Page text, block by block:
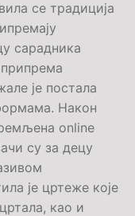
се традиција
сарадника
је постала
Након
online
су за децу
је цртеже које
као и